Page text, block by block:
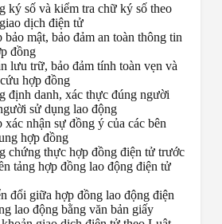
ký số và kiểm tra chữ ký số theo
dịch điện tử
bảo mật, bảo đảm an toàn thông tin
đồng
lưu trữ, bảo đảm tính toàn vẹn và
hợp đồng
định danh, xác thực đúng người
sử dụng lao động
xác nhận sự đồng ý của các bên
hợp đồng
chứng thực hợp đồng điện tử trước
tảng hợp đồng lao động điện tử
đổi giữa hợp đồng lao động điện
lao động bằng văn bản giấy